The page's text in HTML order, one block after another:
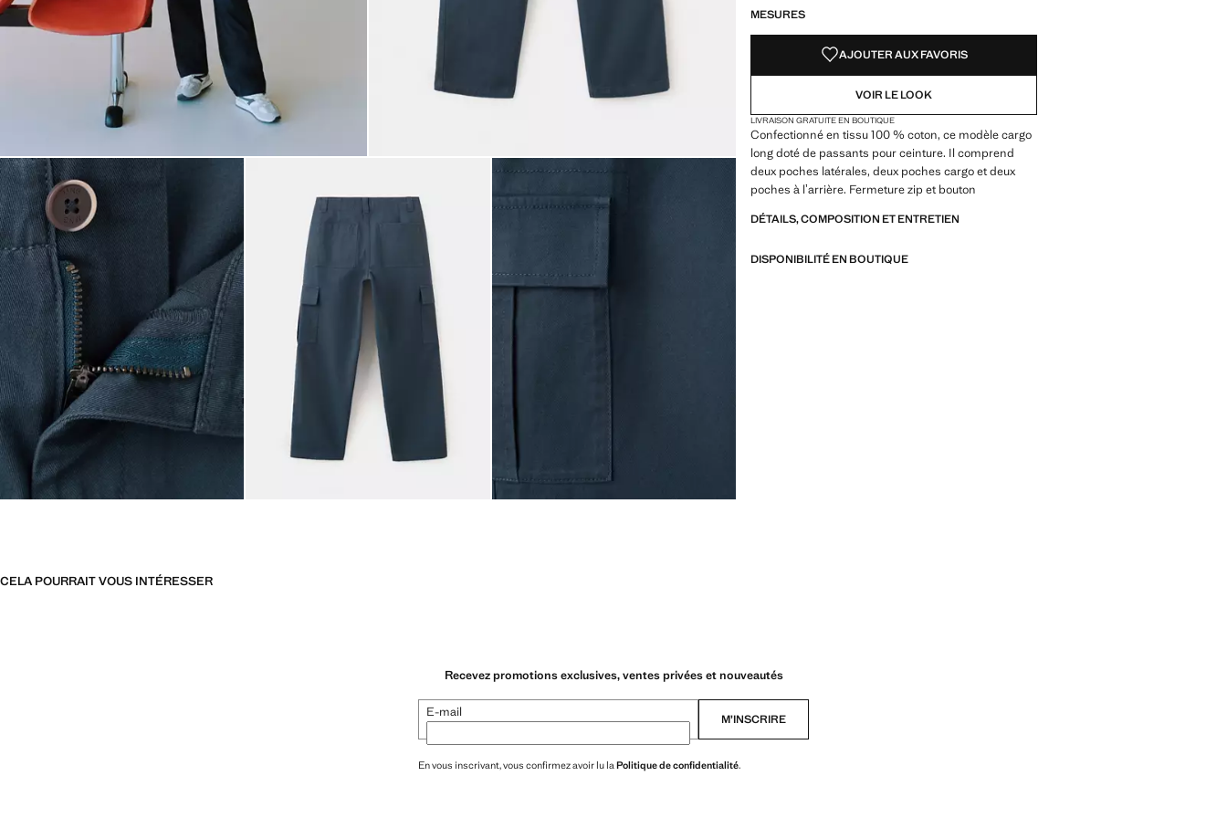
MESURES
AJOUTER AUX FAVORIS
VOIR LE LOOK
LIVRAISON GRATUITE EN BOUTIQUE
Confectionné en tissu 100 % coton, ce modèle cargo
long doté de passants pour ceinture. Il comprend
deux poches latérales, deux poches cargo et deux
poches à lʼarrière. Fermeture zip et bouton
DÉTAILS, COMPOSITION ET ENTRETIEN
DISPONIBILITÉ EN BOUTIQUE
CELA POURRAIT VOUS INTÉRESSER
Recevez promotions exclusives, ventes privées et nouveautés
E-mail M’INSCRIRE
En vous inscrivant, vous confirmez avoir lu laPolitique de confidentialité.